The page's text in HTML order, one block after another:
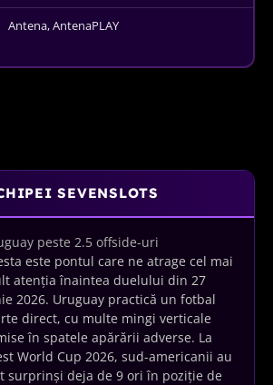
Antena, AntenaPLAY
SEVENSLOTS
peste 2.5 offside-uri
este pontul care ne atrage cel mai
atenția înaintea duelului din 27
2026. Uruguay practică un fotbal
direct, cu multe mingi verticale
în spatele apărării adverse. La
World Cup 2026, sud-americanii au
surprinși deja de 9 ori în poziție de